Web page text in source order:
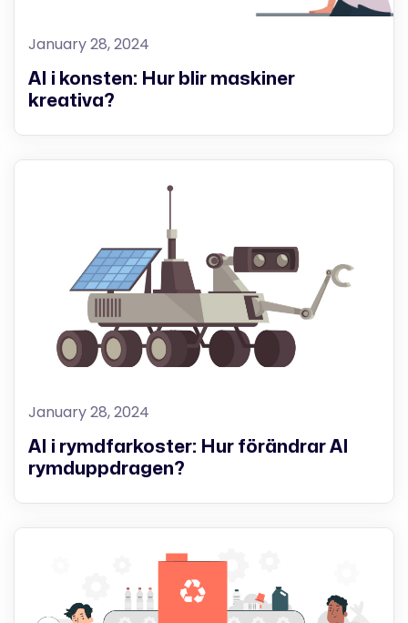
January 28, 2024
AI i konsten: Hur blir maskiner
kreativa?
January 28, 2024
AI i rymdfarkoster: Hur förändrar AI
rymduppdragen?‍